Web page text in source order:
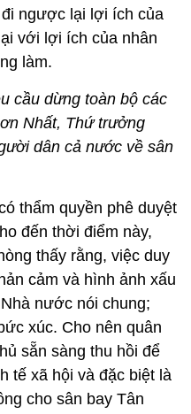
ngược lại lợi ích của
với lợi ích của nhân
làm.
cầu dừng toàn bộ các
Nhất, Thứ trưởng
dân cả nước về sân
thẩm quyền phê duyệt
đến thời điểm này,
thấy rằng, việc duy
cảm và hình ảnh xấu
nước nói chung;
xúc. Cho nên quân
sẵn sàng thu hồi để
tế xã hội và đặc biệt là
cho sân bay Tân